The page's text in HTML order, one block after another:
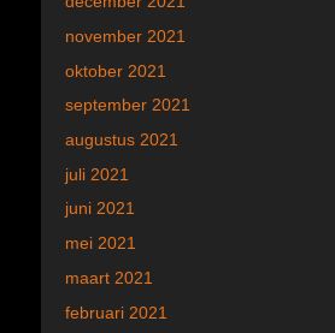
november 2021
oktober 2021
september 2021
augustus 2021
juli 2021
juni 2021
mei 2021
maart 2021
februari 2021